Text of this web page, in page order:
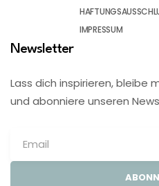
IMPRESSUM
Newsletter
Lass dich inspirieren, bleibe
und abonniere unseren